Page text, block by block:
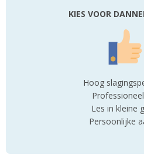
KIES VOOR
Hoog
Les in kleine
Persoonlijke